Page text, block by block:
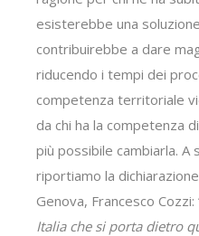
esisterebbe una
contribuirebbe a dare
riducendo i tempi dei
competenza territoriale
da chi ha la competenza
più possibile cambiarla. A
riportiamo la
Genova, Francesco Cozzi:
Italia che si porta dietro